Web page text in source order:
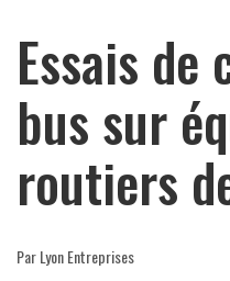
Essais de
bus sur
routiers
Par Lyon Entreprises